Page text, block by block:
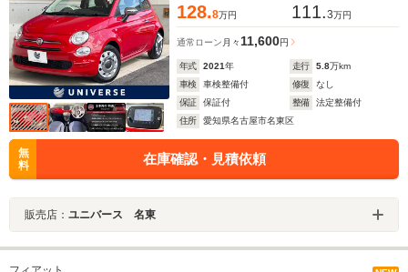
128.8万円 111.3万円
通常ローン 月々 11,600円
年式 2021年 走行 5.8万km
車検
車検整備付 修復
なし
保証
保証付 整備
法定整備付
住所
愛知県名古屋市名東区
無
料
在庫確認・見積依頼
販売店： ユニバース 名東